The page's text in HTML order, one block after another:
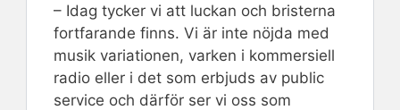
– Idag tycker vi att luckan och bristerna
fortfarande finns. Vi är inte nöjda med
musik variationen, varken i kommersiell
radio eller i det som erbjuds av public
service och därför ser vi oss som